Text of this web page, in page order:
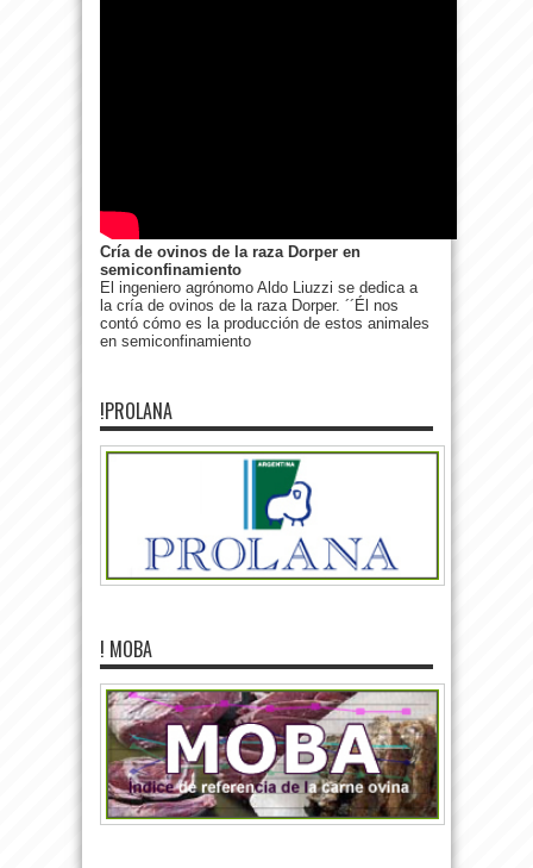
Cría de ovinos de la raza Dorper en
semiconfinamiento
El ingeniero agrónomo Aldo Liuzzi se dedica a
la cría de ovinos de la raza Dorper. ´´Él nos
contó cómo es la producción de estos animales
en semiconfinamiento
!PROLANA
! MOBA